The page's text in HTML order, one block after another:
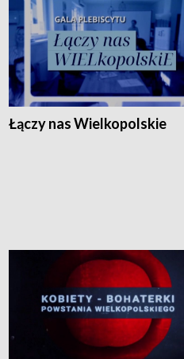
Łączy nas Wielkopolskie